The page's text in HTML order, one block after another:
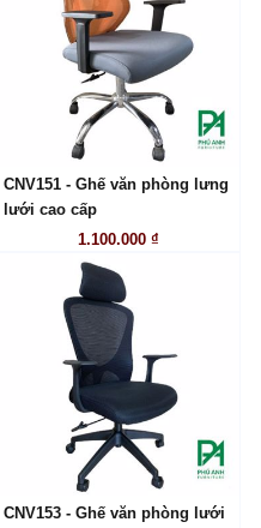
LIÊN HỆ
CNV151 - Ghế văn phòng lưng
lưới cao cấp
1.100.000 ₫
CNV153 - Ghế văn phòng lưới